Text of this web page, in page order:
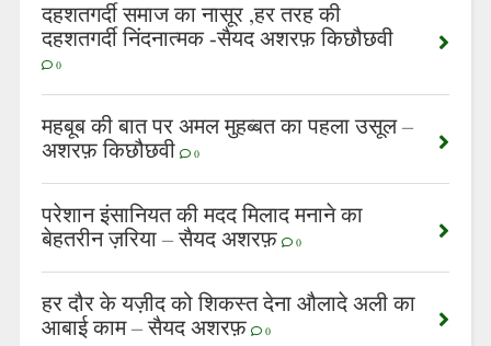
दहशतगर्दी समाज का नासूर ,हर तरह की
दहशतगर्दी निंदनात्मक -सैयद अशरफ़ किछौछवी
0
महबूब की बात पर अमल मुहब्बत का पहला उसूल –
अशरफ़ किछौछवी 0
परेशान इंसानियत की मदद मिलाद मनाने का
बेहतरीन ज़रिया – सैयद अशरफ़ 0
हर दौर के यज़ीद को शिकस्त देना औलादे अली का
आबाई काम – सैयद अशरफ़ 0